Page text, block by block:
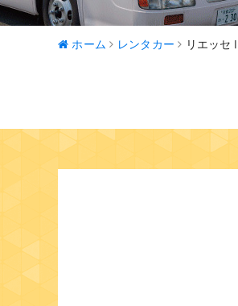
ホーム レンタカー リエッセⅡ